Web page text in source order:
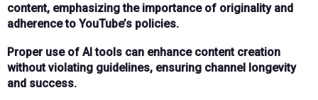
content, emphasizing the importance of originality and
adherence to YouTube’s policies.
Proper use of AI tools can enhance content creation
without violating guidelines, ensuring channel longevity
and success.